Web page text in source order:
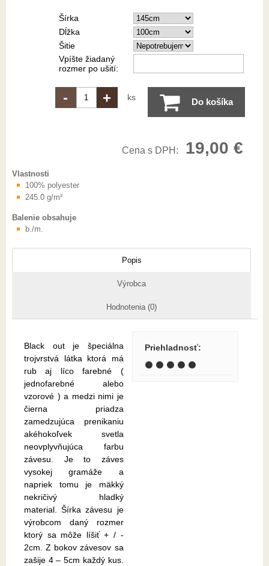
Šírka
Dĺžka
Šitie
Vpíšte žiadaný
rozmer po ušití:
- + ks Do košíka
Cena s DPH: 19,00 €
Vlastnosti
100% polyester
245.0 g/m²
Balenie obsahuje
b./m.
Popis
Výrobca
Hodnotenia (0)
Black out je špeciálna
trojvrstvá látka ktorá má
rub aj líco farebné (
jednofarebné alebo
vzorové ) a medzi nimi je
čierna priadza
zamedzujúca prenikaniu
akéhokoľvek svetla
neovplyvňujúca farbu
závesu. Je to záves
vysokej gramáže a
napriek tomu je mäkký
nekričivý hladký
material. Šírka závesu je
výrobcom daný rozmer
ktorý sa môže líšiť + / -
2cm. Z bokov závesov sa
zašije 4 – 5cm každý kus.
Priehladnosť:
⚫ ⚫ ⚫ ⚫ ⚫